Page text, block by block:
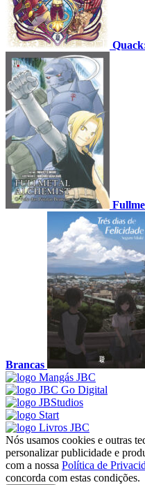
Brancas
Nós usamos cookies e outras
personalizar publicidade e
com a nossa Política de
concorda com estas condições.